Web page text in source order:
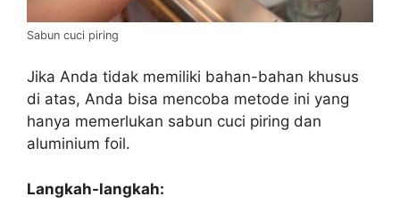
Sabun cuci piring
Jika Anda tidak memiliki bahan-bahan khusus
di atas, Anda bisa mencoba metode ini yang
hanya memerlukan sabun cuci piring dan
aluminium foil.
Langkah-langkah: